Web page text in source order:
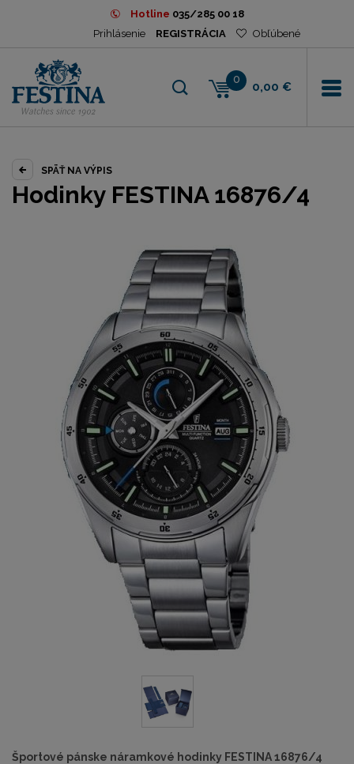
Hotline 035/285 00 18
Prihlásenie
REGISTRÁCIA Obľúbené
0
0,00 €
SPÄŤ NA VÝPIS
Hodinky FESTINA 16876/4
Športové pánske náramkové hodinky FESTINA 16876/4